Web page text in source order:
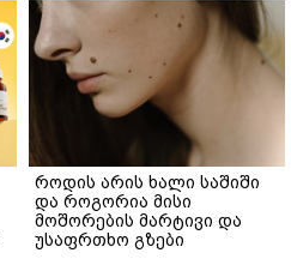
როდის არის ხალი საშიში
და როგორია მისი
მოშორების მარტივი და
უსაფრთხო გზები